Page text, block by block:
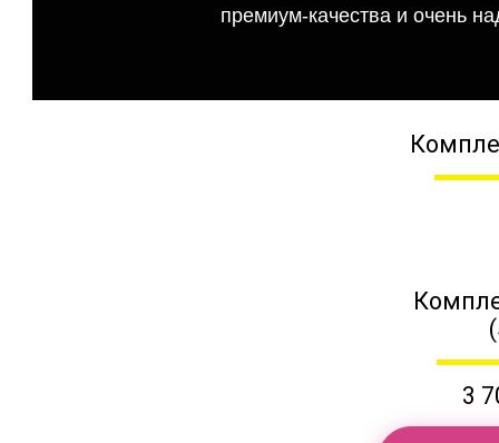
премиум-качества и очень
3